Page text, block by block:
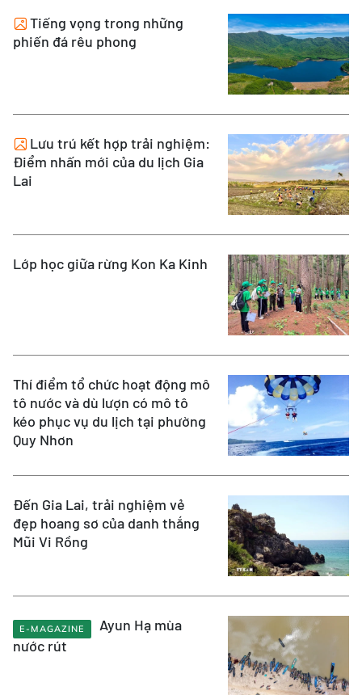
Tiếng vọng trong những
phiến đá rêu phong
Lưu trú kết hợp trải nghiệm:
Điểm nhấn mới của du lịch Gia
Lai
Lớp học giữa rừng Kon Ka Kinh
Thí điểm tổ chức hoạt động mô
tô nước và dù lượn có mô tô
kéo phục vụ du lịch tại phường
Quy Nhơn
Đến Gia Lai, trải nghiệm vẻ
đẹp hoang sơ của danh thắng
Mũi Vi Rồng
E-MAGAZINE
Ayun Hạ mùa
nước rút